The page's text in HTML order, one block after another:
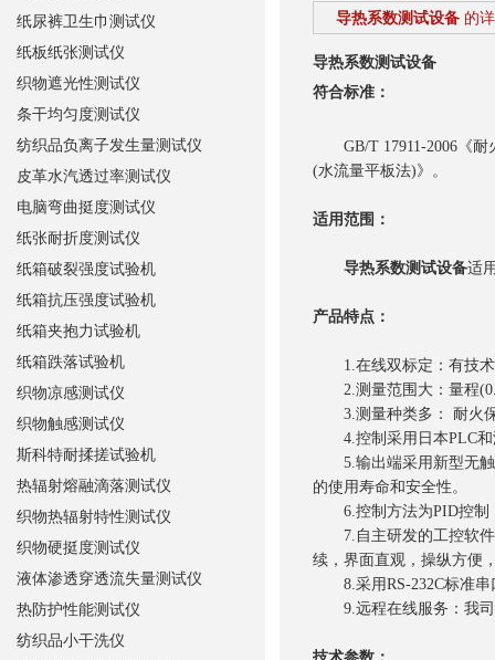
导热系数测试设备 的
导热系数测试设备
符合标准：
GB/T 17911-2006《耐
(水流量平板法)》。
适用范围：
导热系数测试设备适
产品特点：
1.在线双标定：有技术,
2.测量范围大：量程
3.测量种类多： 耐火保
4.控制采用日本PLC和
5.输出端采用新型无触
的使用寿命和安全性。
6.控制方法为PID控制
7.自主研发的工控软件
续，界面直观，操纵方便
8.采用RS-232C标准串
9.远程在线服务：我司
纸尿裤卫生巾测试仪
纸板纸张测试仪
织物遮光性测试仪
条干均匀度测试仪
纺织品负离子发生量测试仪
皮革水汽透过率测试仪
电脑弯曲挺度测试仪
纸张耐折度测试仪
纸箱破裂强度试验机
纸箱抗压强度试验机
纸箱夹抱力试验机
纸箱跌落试验机
织物凉感测试仪
织物触感测试仪
斯科特耐揉搓试验机
热辐射熔融滴落测试仪
织物热辐射特性测试仪
织物硬挺度测试仪
液体渗透穿透流失量测试仪
热防护性能测试仪
纺织品小干洗仪